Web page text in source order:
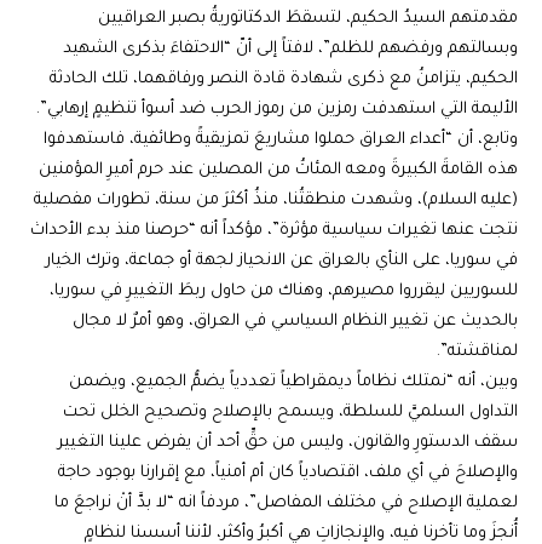
مقدمتهم السيدُ الحكيم، لتسقطَ الدكتاتوريةُ بصبر العراقيين
وبسالتهم ورفضهم للظلم”، لافتاً إلى أنّ “الاحتفاءَ بذكرى الشهيد
الحكيم، يتزامنُ مع ذكرى شهادة قادة النصر ورفاقهما، تلك الحادثة
الأليمة التي استهدفت رمزين من رموز الحرب ضد أسوأ تنظيمٍ إرهابي”.
وتابع، أن “أعداء العراق حملوا مشاريعَ تمزيقيةً وطائفية، فاستهدفوا
هذه القامةَ الكبيرةَ ومعه المئاتُ من المصلين عند حرم أميرِ المؤمنين
(عليه السلام)، وشهدت منطقتُنا، منذُ أكثرَ من سنة، تطورات مفصلية
نتجت عنها تغيرات سياسية مؤثرة”، مؤكداً أنه “حرصنا منذ بدء الأحداث
في سوريا، على النأي بالعراق عن الانحياز لجهة أو جماعة، وترك الخيار
للسوريين ليقرروا مصيرهم، وهناك من حاول ربطَ التغييرِ في سوريا،
بالحديث عن تغيير النظام السياسي في العراق، وهو أمرٌ لا مجال
لمناقشته”.
وبين، أنه “نمتلك نظاماً ديمقراطياً تعددياً يضمُّ الجميع، ويضمن
التداول السلميَّ للسلطة، ويسمح بالإصلاح وتصحيح الخلل تحت
سقف الدستورِ والقانون، وليس من حقِّ أحد أن يفرض علينا التغيير
والإصلاحَ في أي ملف، اقتصادياً كان أم أمنياً، مع إقرارنا بوجود حاجة
لعملية الإصلاح في مختلف المفاصل”، مردفاً انه “لا بدَّ أنْ نراجعَ ما
أُنجزَ وما تأخرنا فيه، والإنجازاتِ هي أكبرُ وأكثر، لأننا أسسنا لنظامٍ